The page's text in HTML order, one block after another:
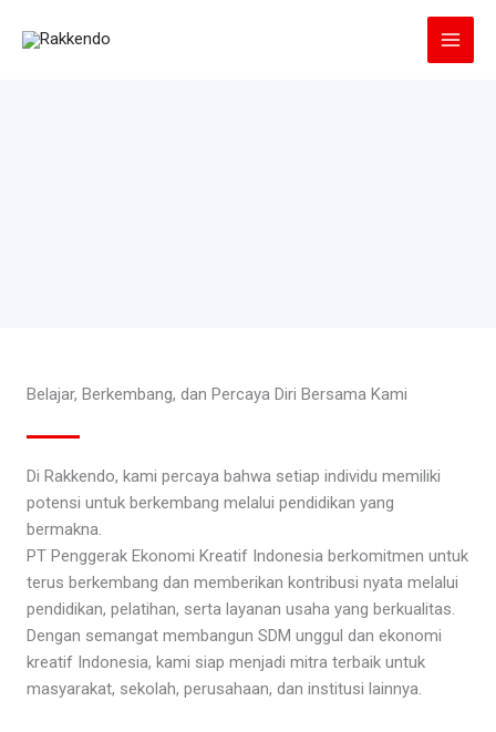
Belajar, Berkembang, dan Percaya Diri Bersama Kami
Di Rakkendo, kami percaya bahwa setiap individu memiliki
potensi untuk berkembang melalui pendidikan yang
bermakna.
PT Penggerak Ekonomi Kreatif Indonesia berkomitmen untuk
terus berkembang dan memberikan kontribusi nyata melalui
pendidikan, pelatihan, serta layanan usaha yang berkualitas.
Dengan semangat membangun SDM unggul dan ekonomi
kreatif Indonesia, kami siap menjadi mitra terbaik untuk
masyarakat, sekolah, perusahaan, dan institusi lainnya.